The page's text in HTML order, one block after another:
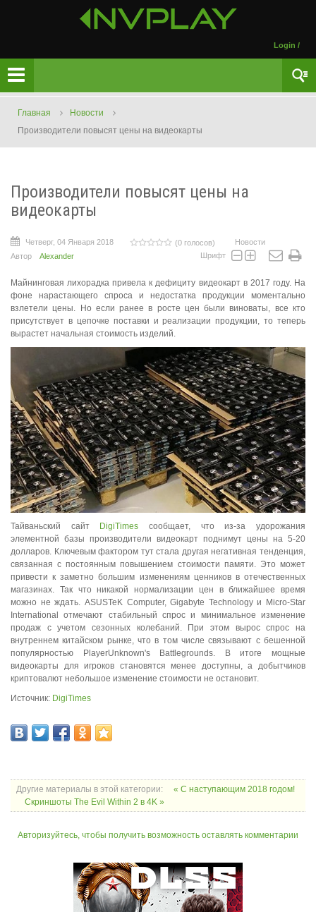
Login /
Главная
Новости
Производители повысят цены на видеокарты
Производители повысят цены на
видеокарты
Четверг, 04 Января 2018 (0 голосов)
Новости
Автор
Alexander Шрифт
Майнинговая лихорадка привела к дефициту видеокарт в 2017 году. На
фоне нарастающего спроса и недостатка продукции моментально
взлетели цены. Но если ранее в росте цен были виноваты, все кто
присутствует в цепочке поставки и реализации продукции, то теперь
вырастет начальная стоимость изделий.
Тайваньский сайт DigiTimes сообщает, что из-за удорожания
элементной базы производители видеокарт поднимут цены на 5-20
долларов. Ключевым фактором тут стала другая негативная тенденция,
связанная с постоянным повышением стоимости памяти. Это может
привести к заметно большим изменениям ценников в отечественных
магазинах. Так что никакой нормализации цен в ближайшее время
можно не ждать. ASUSTeK Computer, Gigabyte Technology и Micro-Star
International отмечают стабильный спрос и минимальное изменение
продаж с учетом сезонных колебаний. При этом вырос спрос на
внутреннем китайском рынке, что в том числе связывают с бешенной
популярностью PlayerUnknown's Battlegrounds. В итоге мощные
видеокарты для игроков становятся менее доступны, а добытчиков
криптовалют небольшое изменение стоимости не остановит.
Источник: DigiTimes
Другие материалы в этой категории:
« С наступающим 2018 годом!
Скриншоты The Evil Within 2 в 4K »
Авторизуйтесь, чтобы получить возможность оставлять комментарии